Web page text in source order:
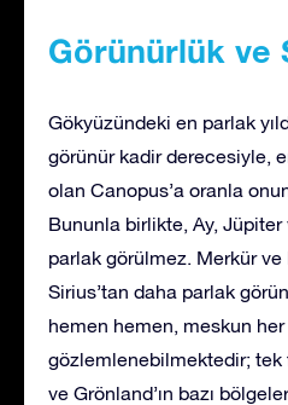
Görünürlük ve
Gökyüzündeki en parlak
görünür kadir derecesiyle,
olan Canopus’a oranla
Bununla birlikte, Ay, Jüpiter
parlak görülmez. Merkür ve
Sirius’tan daha parlak
hemen hemen, meskun
gözlemlenebilmektedir; tek
ve Grönland’ın bazı